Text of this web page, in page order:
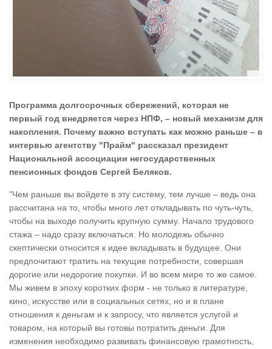
Программа долгосрочных сбережений, которая не
первый год внедряется через НПФ, – новый механизм для
накопления. Почему важно вступать как можно раньше – в
интервью агентству "Прайм" рассказал президент
Национальной ассоциации негосударственных
пенсионных фондов Сергей Беляков.
"Чем раньше вы войдете в эту систему, тем лучше – ведь она
рассчитана на то, чтобы много лет откладывать по чуть-чуть,
чтобы на выходе получить крупную сумму. Начало трудового
стажа – надо сразу включаться. Но молодежь обычно
скептически относится к идее вкладывать в будущее. Они
предпочитают тратить на текущие потребности, совершая
дорогие или недорогие покупки. И во всем мире то же самое.
Мы живем в эпоху коротких форм - не только в литературе,
кино, искусстве или в социальных сетях, но и в плане
отношения к деньгам и к запросу, что является услугой и
товаром, на который вы готовы потратить деньги. Для
изменения необходимо развивать финансовую грамотность,